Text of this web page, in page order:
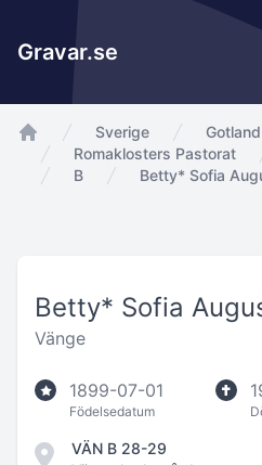
Gravar.se
app.Start
Sverige
Gotland
Romaklosters Pastorat
B
Betty* Sofia
Betty* Sofia
Vänge
1899-07-01
Födelsedatum
VÄN B 28-29